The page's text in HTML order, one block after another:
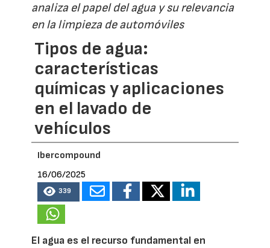
analiza el papel del agua y su relevancia
en la limpieza de automóviles
Tipos de agua:
características
químicas y aplicaciones
en el lavado de
vehículos
Ibercompound
16/06/2025
339
El agua es el recurso fundamental en